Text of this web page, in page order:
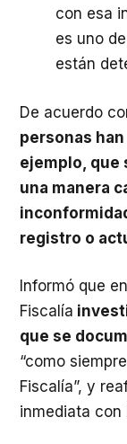
con esa
es uno
están
De acuerdo
personas
ejemplo, que
una manera
registro o
Informó que
Fiscalía
que se
“como
Fiscalía”, y
inmediata con